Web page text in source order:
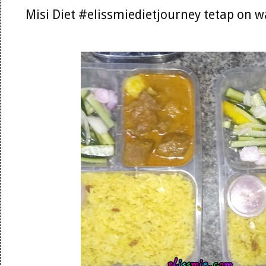
Misi Diet #elissmiedietjourney tetap on